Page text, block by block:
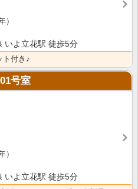
）
いよ立花駅 徒歩5分
ト付き♪
号室
）
いよ立花駅 徒歩5分